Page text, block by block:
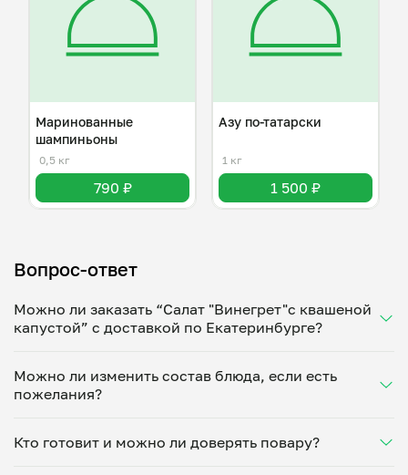
Маринованные
шампиньоны
0,5 кг
790 ₽
Азу по-татарски
1 кг
1 500 ₽
Вопрос-ответ
Можно ли заказать “Салат "Винегрет"с квашеной
капустой” с доставкой по Екатеринбурге?
Укажите удобное время — и получите свежее
домашнее блюдо в большой порции прямо с плиты.
минут. Статус заказа отслеживайте в личном
кабинете, а с поваром можно связаться напрямую в
Можно ли изменить состав блюда, если есть
пожелания?
под ваши предпочтения: уберет специи, снизит
Кто готовит и можно ли доверять повару?